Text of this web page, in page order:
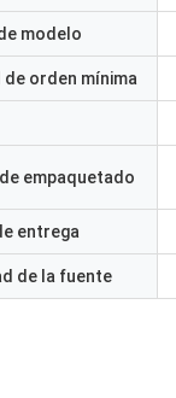
modelo
de orden mínima
empaquetado
entrega
de la fuente